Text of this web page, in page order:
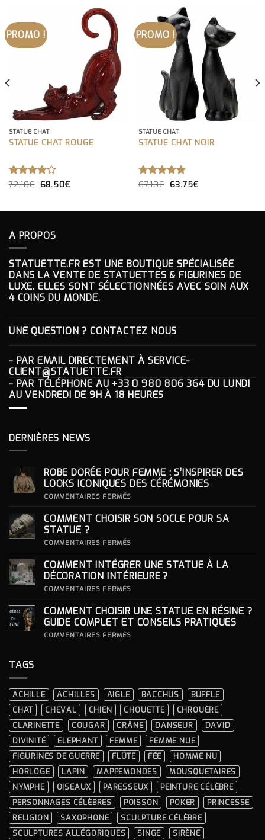
PROMO !
STATUE CHAT
STATUE CHAT ROUGE
NOTE
72.10€ LE
72.10€.
68.50€LE
68.50€.
PROMO !
STATUE CHAT
STATUE CHAT NOIR
NOTE 5.00
67.10€ LE
67.10€.
63.75€LE
63.75€.
A PROPOS
STATUETTE.FR EST UNE BOUTIQUE SPÉCIALISÉE
DANS LA VENTE DE STATUETTES & FIGURINES DE
LUXE. ELLES SONT SÉLECTIONNÉES AVEC SOIN AUX
4 COINS DU MONDE.
UNE QUESTION ? CONTACTEZ NOUS
- PAR EMAIL DIRECTEMENT À SERVICE-
CLIENT@STATUETTE.FR
- PAR TÉLÉPHONE AU +33 0 980 806 364DU LUNDI
AU VENDREDI DE 9H À 18 HEURES
DERNIÈRES NEWS
ROBE DORÉE POUR FEMME : S’INSPIRER DES
LOOKS ICONIQUES DES CÉRÉMONIES
COMMENTAIRES FERMÉS
POUR
ICONIQUES
DES
CÉRÉMONIES
COMMENT CHOISIR SON SOCLE POUR SA
STATUE ?
COMMENTAIRES FERMÉS
SON
SOCLE
POUR
COMMENT INTÉGRER UNE STATUE À LA
DÉCORATION INTÉRIEURE ?
COMMENTAIRES FERMÉS
UNE
STATUE
À
COMMENT CHOISIR UNE STATUE EN RÉSINE ?
GUIDE COMPLET ET CONSEILS PRATIQUES
COMMENTAIRES FERMÉS
?
GUIDE
COMPLET
ET
CONSEILS
PRATIQUES
TAGS
ACHILLE ACHILLES AIGLE BACCHUS
BUFFLE
CHAT
CHEVAL CHIEN CHOUETTE
CHROUÈRE
CLARINETTE
COUGAR CRÂNE DANSEUR
DAVID
DIVINITÉ
ELEPHANT FEMME
FEMME NUE
FIGURINES DE GUERRE
FLÛTE FÉE
HOMME NU
HORLOGE
LAPIN MAPPEMONDES
MOUSQUETAIRES
NYMPHE
OISEAUX PARESSEUX
PEINTURE CÉLÈBRE
PERSONNAGES CÉLÈBRES
POISSON POKER
PRINCESSE
RELIGION
SAXOPHONE
SCULPTURE CÉLÈBRE
SCULPTURES ALLÉGORIQUES
SINGE SIRÈNE